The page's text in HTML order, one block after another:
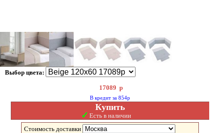
Выбор цвета:
17089 р
В кредит за 854р
Купить
✓ Есть в наличии
Стоимость доставки